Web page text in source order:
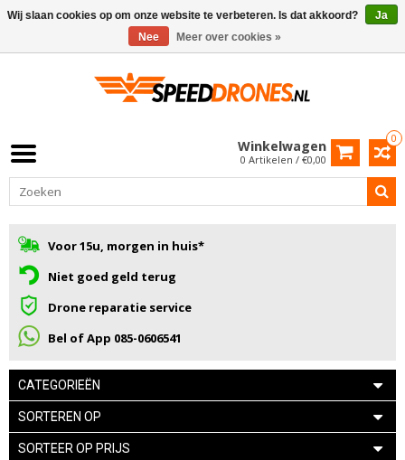
0
Winkelwagen
0 Artikelen / €0,00
Voor 15u, morgen in huis*
Niet goed geld terug
Drone reparatie service
Bel of App 085-0606541
CATEGORIEËN
SORTEREN OP
SORTEER OP PRIJS
Wij slaan cookies op om onze website te verbeteren. Is dat akkoord?
Ja
Nee
Meer over cookies »